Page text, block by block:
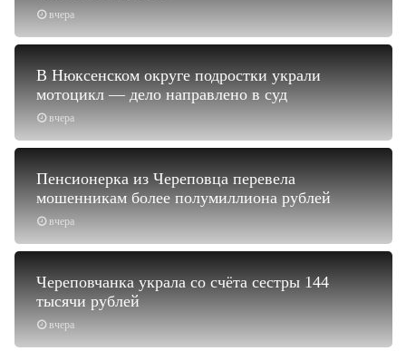
вчера
вчера
В Нюксенском округе подростки украли
мотоцикл — дело направлено в суд
вчера
Пенсионерка из Череповца перевела
мошенникам более полумиллиона рублей
вчера
Череповчанка украла со счёта сестры 144
тысячи рублей